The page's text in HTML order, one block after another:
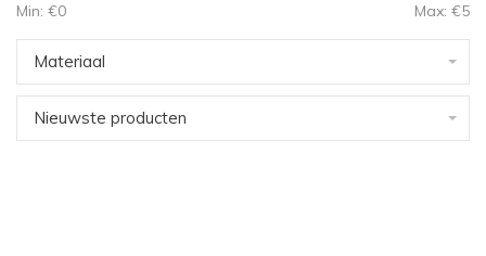
Min: €0 Max: €5
Materiaal
Nieuwste producten